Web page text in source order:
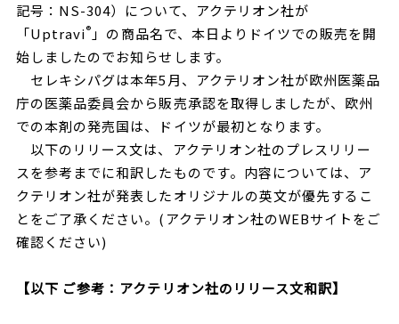
記号：NS-304）について、アクテリオン社が
「Uptravi® 」の商品名で、本日よりドイツでの販売を開
始しましたのでお知らせします。
セレキシパグは本年5月、アクテリオン社が欧州医薬品
庁の医薬品委員会から販売承認を取得しましたが、欧州
での本剤の発売国は、ドイツが最初となります。
以下のリリース文は、アクテリオン社のプレスリリー
スを参考までに和訳したものです。内容については、ア
クテリオン社が発表したオリジナルの英文が優先するこ
とをご了承ください。(アクテリオン社のWEBサイトをご
確認ください)
【以下 ご参考：アクテリオン社のリリース文和訳】